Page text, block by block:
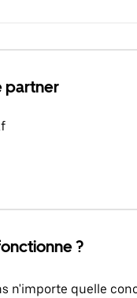
partner
?
n'importe quelle